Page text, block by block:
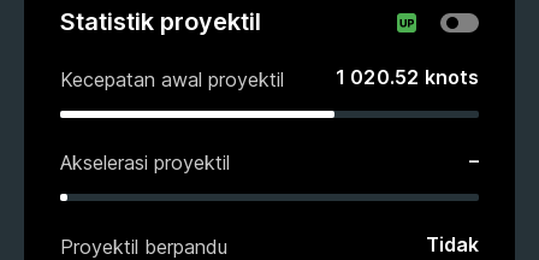
Statistik proyektil
Kecepatan awal proyektil 1 020.52 knots
Akselerasi proyektil –
Proyektil berpandu Tidak